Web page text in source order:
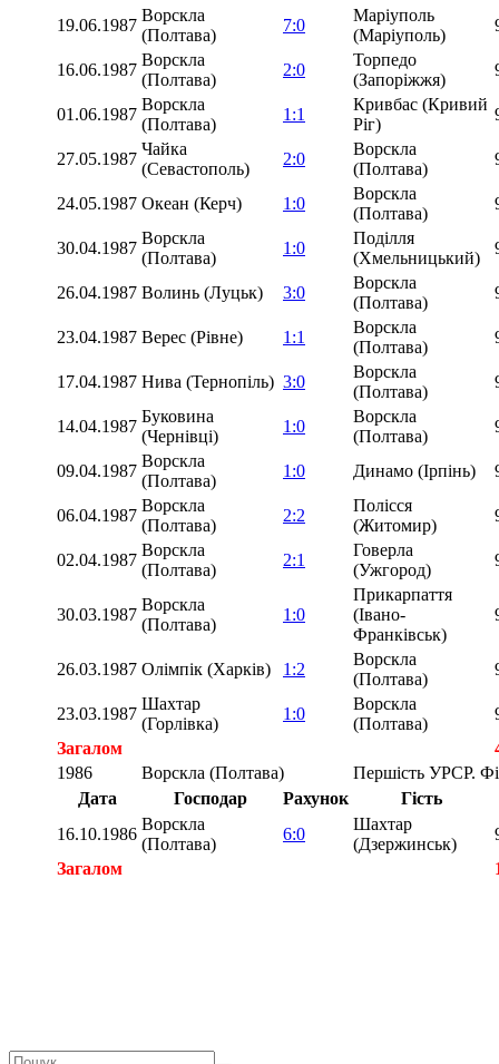
19.06.1987
Ворскла
(Полтава)
7:0
Маріуполь
(Маріуполь)
16.06.1987
Ворскла
(Полтава)
2:0
Торпедо
(Запоріжжя)
01.06.1987
Ворскла
(Полтава)
1:1
Кривбас (Кривий
Ріг)
27.05.1987
Чайка
(Севастополь)
2:0
Ворскла
(Полтава)
24.05.1987 Океан (Керч) 1:0
Ворскла
(Полтава)
30.04.1987
Ворскла
(Полтава)
1:0
Поділля
(Хмельницький)
26.04.1987 Волинь (Луцьк) 3:0
Ворскла
(Полтава)
23.04.1987 Верес (Рівне) 1:1
Ворскла
(Полтава)
17.04.1987 Нива (Тернопіль) 3:0
Ворскла
(Полтава)
14.04.1987
Буковина
(Чернівці)
1:0
Ворскла
(Полтава)
09.04.1987
Ворскла
(Полтава)
1:0 Динамо (Ірпінь)
06.04.1987
Ворскла
(Полтава)
2:2
Полісся
(Житомир)
02.04.1987
Ворскла
(Полтава)
2:1
Говерла
(Ужгород)
30.03.1987
Ворскла
(Полтава)
1:0
Прикарпаття
(Івано-
Франківськ)
26.03.1987 Олімпік (Харків) 1:2
Ворскла
(Полтава)
23.03.1987
Шахтар
(Горлівка)
1:0
Ворскла
(Полтава)
Загалом
1986
Ворскла (Полтава)
Першість УРСР.
Дата
Господар Рахунок
Гість
16.10.1986
Ворскла
(Полтава)
6:0
Шахтар
(Дзержинськ)
Загалом